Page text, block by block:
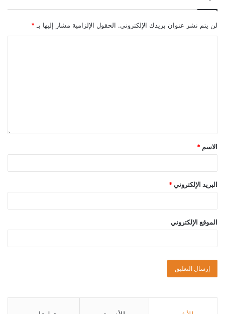
لن يتم نشر عنوان بريدك الإلكتروني. الحقول الإلزامية مشار إليها بـ *
الاسم *
البريد الإلكتروني *
الموقع الإلكتروني